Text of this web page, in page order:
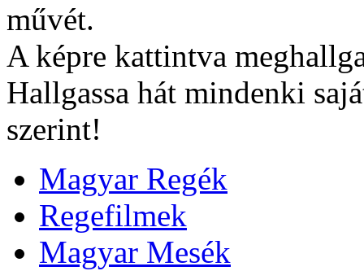
művét.
A képre kattintva
Hallgassa hát mindenki
szerint!
Magyar Regék
Regefilmek
Magyar Mesék